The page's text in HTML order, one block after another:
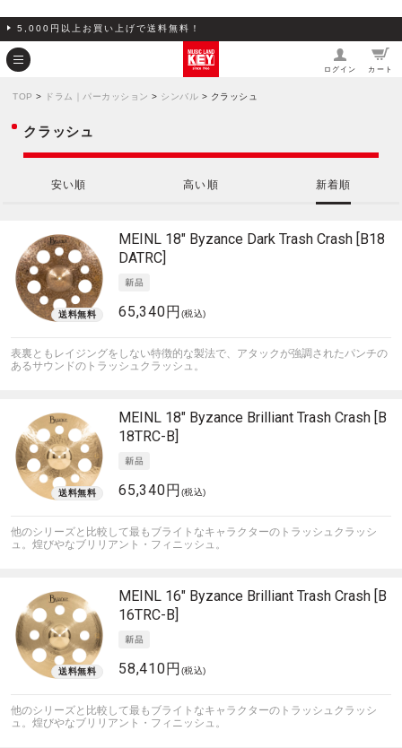
5,000円以上お買い上げで送料無料！
ログイン カート
TOP > ドラム｜パーカッション > シンバル > クラッシュ
クラッシュ
安い順 高い順 新着順
MEINL 18" Byzance Dark Trash Crash [B18
DATRC]
65,340円 (税込)
表裏ともレイジングをしない特徴的な製法で、アタックが強調されたパンチの
あるサウンドのトラッシュクラッシュ。
MEINL 18" Byzance Brilliant Trash Crash [B
18TRC-B]
65,340円 (税込)
他のシリーズと比較して最もブライトなキャラクターのトラッシュクラッシ
ュ。煌びやなブリリアント・フィニッシュ。
MEINL 16" Byzance Brilliant Trash Crash [B
16TRC-B]
58,410円 (税込)
他のシリーズと比較して最もブライトなキャラクターのトラッシュクラッシ
ュ。煌びやなブリリアント・フィニッシュ。